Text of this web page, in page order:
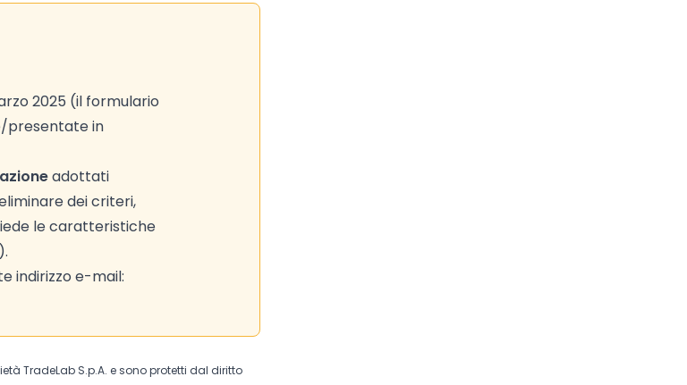
2025 (il formulario
presentate in
adottati
dei criteri,
le caratteristiche
indirizzo e-mail:
TradeLab S.p.A. e sono protetti dal diritto